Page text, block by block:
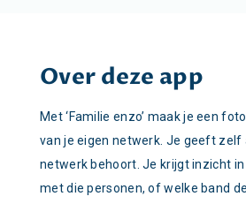
Over deze app
Met ‘Familie enzo’ maak je een
van je eigen netwerk. Je geeft zelf
netwerk behoort. Je krijgt inzicht
met die personen, of welke band